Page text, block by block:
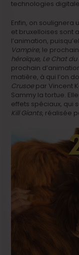
technologies
Enfin, on soulignera
et bruxelloises sont
l’animation,
Vampire, le
héroïque, Le Chat
prochain
matière, à qui l’on
Crusoe par Vincent
Sammy la tortue.
effets spéciaux, qui
Kill Giants, réalisée